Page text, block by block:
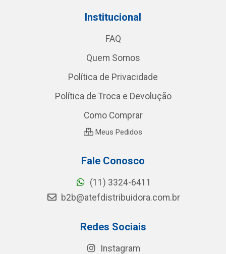
Institucional
FAQ
Quem Somos
Política de Privacidade
Política de Troca e Devolução
Como Comprar
Meus Pedidos
Fale Conosco
(11) 3324-6411
b2b@atefdistribuidora.com.br
Redes Sociais
Instagram